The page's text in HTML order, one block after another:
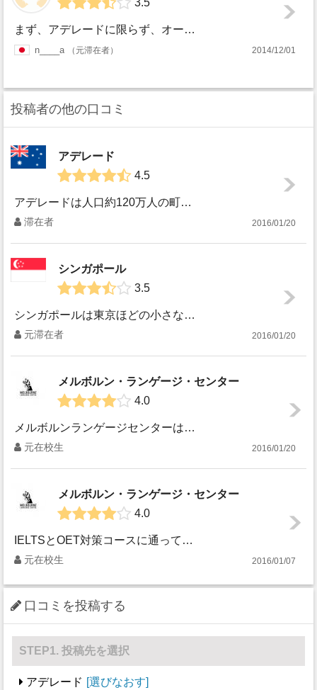
3.5
まず、アデレードに限らず、オーストラリアの気候として日本の四季と真逆だということはみなさんご存知だと思います。わたしは2〜3月に行ったので、向こうでは夏、...
n____a 元滞在者 2014/12/01
投稿者の他の口コミ
アデレード
4.5
アデレードは人口約120万人の町です。 他の大都市と比べるとこじんまりとした印象ですが、 中心部から海や山へのアクセスも便利で、 オーストラリアの自然を...
滞在者 2016/01/20
シンガポール
3.5
シンガポールは東京ほどの小さな国土に、 約5５０万人が住んでいるといわれています。 人口密度は世界一。 どこに行っても人人人。 特に住まいに関しては結...
元滞在者 2016/01/20
メルボルン・ランゲージ・センター
4.0
メルボルンランゲージセンターは、当時はシティの外れの、ライゴンストリートというイタリア人街に位置していました。 学校の周辺にはおいしいイタリアンジェラー...
元在校生 2016/01/20
メルボルン・ランゲージ・センター
4.0
IELTSとOET対策コースに通っていました。 メルボルンランゲージセンター（MLC）は、 他に一般英語コースとEAPがありました。 IELTS対策ク...
元在校生 2016/01/07
口コミを投稿する
STEP1. 投稿先を選択
アデレード 選びなおす